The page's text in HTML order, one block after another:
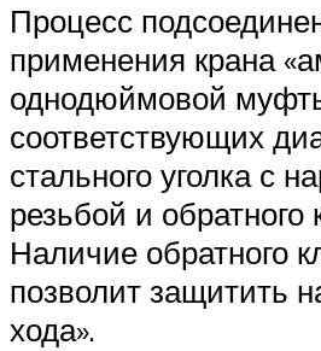
Процесс
применения крана
однодюймовой
соответствующих
стального уголка с
резьбой и обратного
Наличие обратного
позволит защитить
хода».